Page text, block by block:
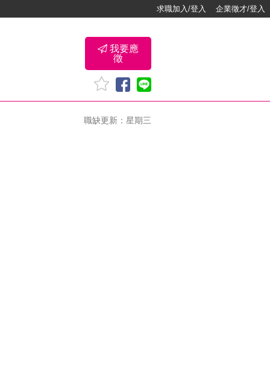
求職加入/登入 企業徵才/登入
我要應
徵
職缺更新：星期三